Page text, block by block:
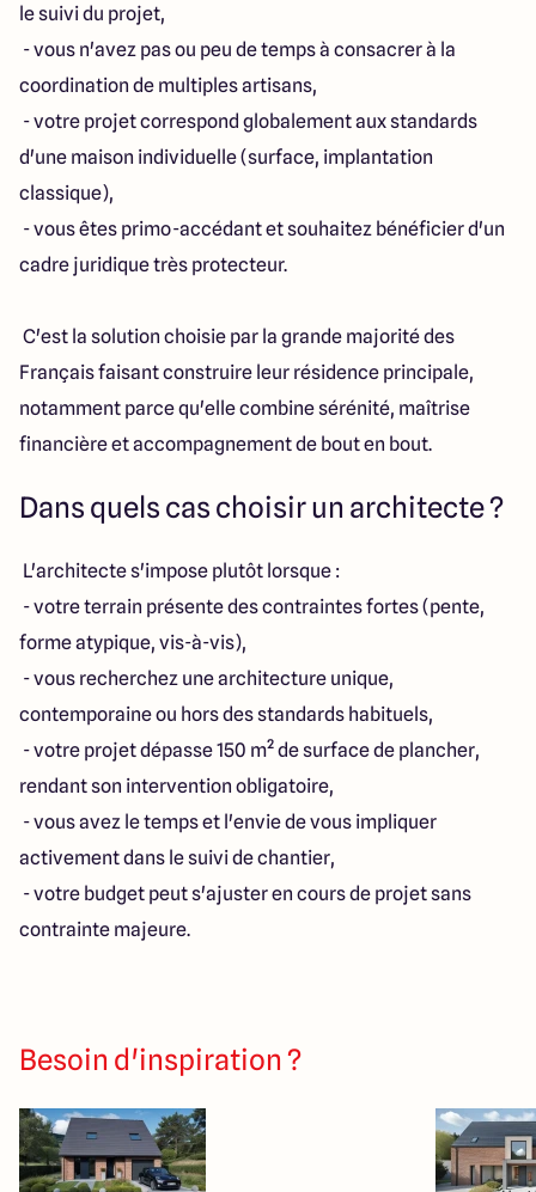
le suivi du projet,
- vous n'avez pas ou peu de temps à consacrer à la
coordination de multiples artisans,
- votre projet correspond globalement aux standards
d'une maison individuelle (surface, implantation
classique),
- vous êtes primo-accédant et souhaitez bénéficier d'un
cadre juridique très protecteur.
C'est la solution choisie par la grande majorité des
Français faisant construire leur résidence principale,
notamment parce qu'elle combine sérénité, maîtrise
financière et accompagnement de bout en bout.
Dans quels cas choisir un architecte ?
L'architecte s'impose plutôt lorsque :
- votre terrain présente des contraintes fortes (pente,
forme atypique, vis-à-vis),
- vous recherchez une architecture unique,
contemporaine ou hors des standards habituels,
- votre projet dépasse 150 m² de surface de plancher,
rendant son intervention obligatoire,
- vous avez le temps et l'envie de vous impliquer
activement dans le suivi de chantier,
- votre budget peut s'ajuster en cours de projet sans
contrainte majeure.
Besoin d'inspiration ?